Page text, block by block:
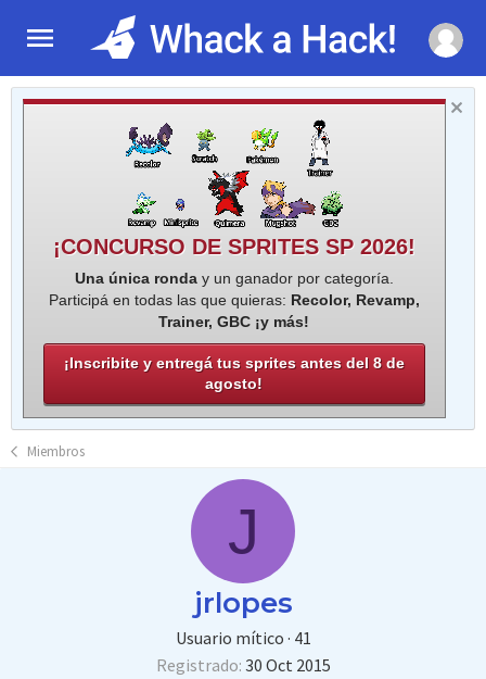
¡CONCURSO DE SPRITES SP 2026!
Una única ronday un ganador por categoría.
Participá en todas las que quieras: Recolor, Revamp,
Trainer, GBC ¡y más!
¡Inscribite y entregá tus sprites antes del 8 de
agosto!
Miembros
J
jrlopes
Usuario mítico · 41
Registrado 30 Oct 2015